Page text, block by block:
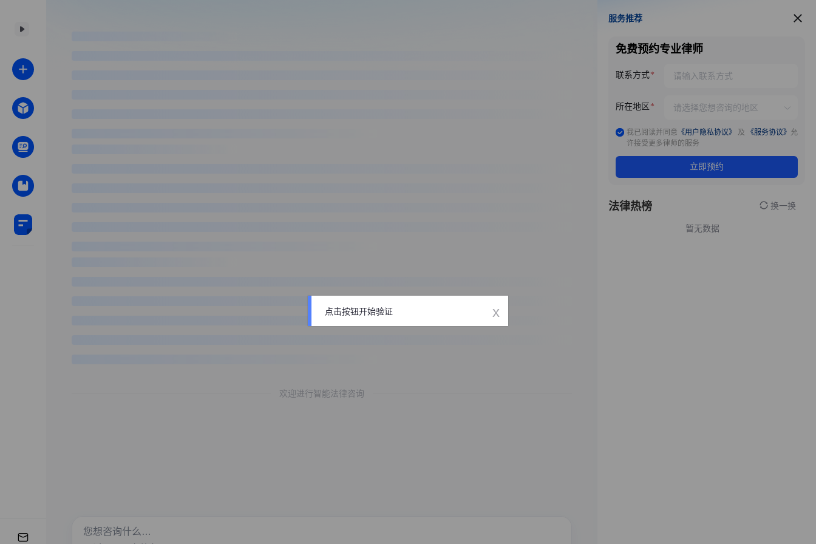
欢迎进行智能法律咨询
服务推荐
服务推荐
免费预约专业律师
联系方式
所在地区
我已阅读并同意 《用户隐私协议》 及 《服务协议》 允
许接受更多律师的服务
立即预约
法律热榜 换一换
暂无数据
点击按钮开始验证 x